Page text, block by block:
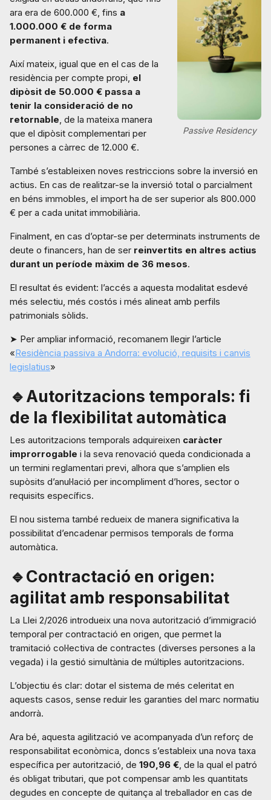
Passive Residency
ara era de 600.000 €, fins a
1.000.000 € de forma
permanent i efectiva.
Així mateix, igual que en el cas de la
residència per compte propi, el
dipòsit de 50.000 € passa a
tenir la consideració de no
retornable, de la mateixa manera
que el dipòsit complementari per
persones a càrrec de 12.000 €.
També s’estableixen noves restriccions sobre la inversió en
actius. En cas de realitzar-se la inversió total o parcialment
en béns immobles, el import ha de ser superior als 800.000
€ per a cada unitat immobiliària.
Finalment, en cas d’optar-se per determinats instruments de
deute o financers, han de ser reinvertits en altres actius
durant un període màxim de 36 mesos.
El resultat és evident: l’accés a aquesta modalitat esdevé
més selectiu, més costós i més alineat amb perfils
patrimonials sòlids.
➤ Per ampliar informació, recomanem llegir l’article
«Residència passiva a Andorra: evolució, requisits i canvis
legislatius»
🔹Autoritzacions temporals: fi
de la flexibilitat automàtica
Les autoritzacions temporals adquireixen caràcter
improrrogable i la seva renovació queda condicionada a
un termini reglamentari previ, alhora que s’amplien els
supòsits d’anul·lació per incompliment d’hores, sector o
requisits específics.
El nou sistema també redueix de manera significativa la
possibilitat d’encadenar permisos temporals de forma
automàtica.
🔹Contractació en origen:
agilitat amb responsabilitat
La Llei 2/2026 introdueix una nova autorització d’immigració
temporal per contractació en origen, que permet la
tramitació col·lectiva de contractes (diverses persones a la
vegada) i la gestió simultània de múltiples autoritzacions.
L’objectiu és clar: dotar el sistema de més celeritat en
aquests casos, sense reduir les garanties del marc normatiu
andorrà.
Ara bé, aquesta agilització ve acompanyada d’un reforç de
responsabilitat econòmica, doncs s’estableix una nova taxa
específica per autorització, de 190,96 €, de la qual el patró
és obligat tributari, que pot compensar amb les quantitats
degudes en concepte de quitança al treballador en cas de